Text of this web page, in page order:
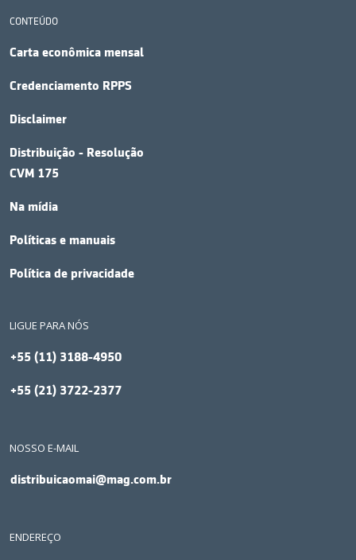
CONTEÚDO
Carta econômica mensal
Credenciamento RPPS
Disclaimer
Distribuição - Resolução
CVM 175
Na mídia
Políticas e manuais
Política de privacidade
LIGUE PARA NÓS
+55 (11) 3188-4950
+55 (21) 3722-2377
NOSSO E-MAIL
distribuicaomai@mag.com.br
ENDEREÇO